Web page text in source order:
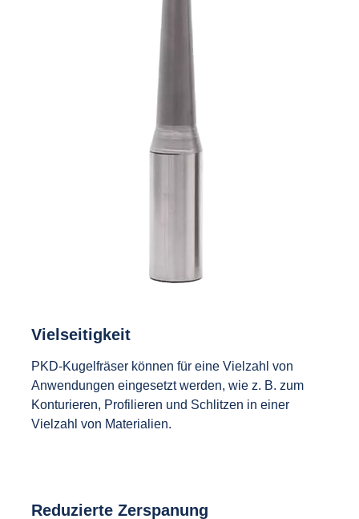
Vielseitigkeit
PKD-Kugelfräser können für eine Vielzahl von
Anwendungen eingesetzt werden, wie z. B. zum
Konturieren, Profilieren und Schlitzen in einer
Vielzahl von Materialien.
Reduzierte Zerspanung